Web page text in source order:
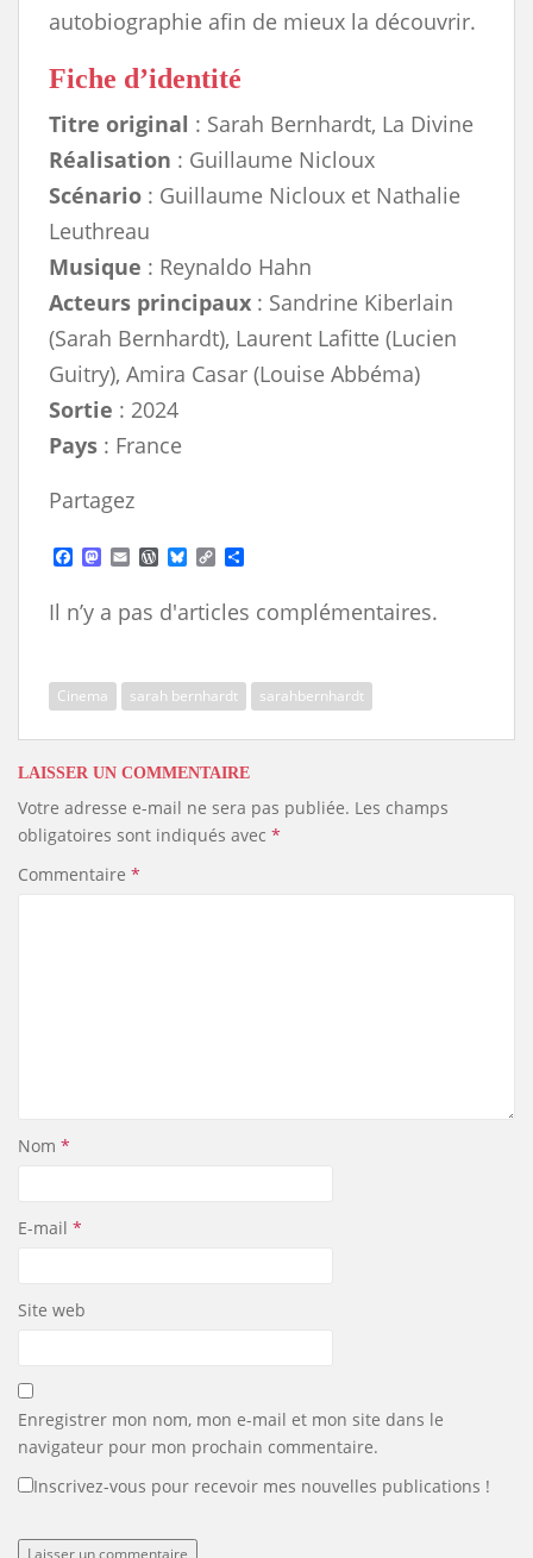
autobiographie afin de mieux la découvrir.
Fiche d’identité
Titre original : Sarah Bernhardt, La Divine
Réalisation : Guillaume Nicloux
Scénario : Guillaume Nicloux et Nathalie
Leuthreau
Musique : Reynaldo Hahn
Acteurs principaux : Sandrine Kiberlain
(Sarah Bernhardt), Laurent Lafitte (Lucien
Guitry), Amira Casar (Louise Abbéma)
Sortie : 2024
Pays : France
Partagez
a
e
b
k
M
a
t
n
E
m
i
W
o
d
s
s
B
e
C
o
y
k
r
Il n’y a pas d'articles complémentaires.
Cinema sarah bernhardt sarahbernhardt
LAISSER UN COMMENTAIRE
Votre adresse e-mail ne sera pas publiée. Les champs
obligatoires sont indiqués avec *
Commentaire *
Nom *
E-mail *
Site web
Enregistrer mon nom, mon e-mail et mon site dans le
navigateur pour mon prochain commentaire.
Inscrivez-vous pour recevoir mes nouvelles publications !